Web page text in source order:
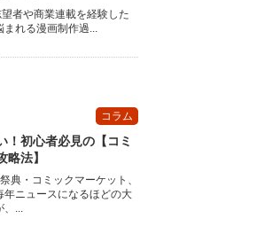
者や商業連載を経験した
れる漫画制作過...
コラム
！初心者必見の【コミ
略法】
典・コミックマーケット、
年ニュースになるほどの大
、...